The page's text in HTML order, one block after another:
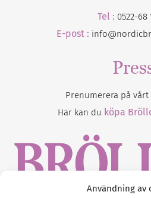
Användning av
Tel : 0522-68
E-post :
Prenumerera på vårt
Här kan du köpa